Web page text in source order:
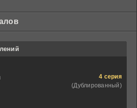
4 серия
(Дублированный)